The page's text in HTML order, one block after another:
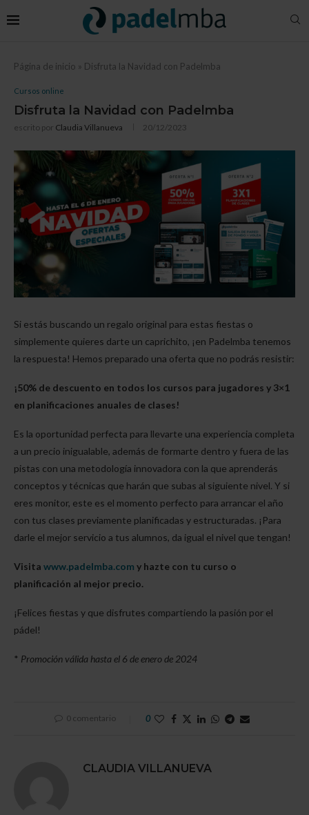
Página de inicio » Disfruta la Navidad con Padelmba
Cursos online
Disfruta la Navidad con Padelmba
escrito por Claudia Villanueva 20/12/2023
Si estás buscando un regalo original para estas fiestas o
simplemente quieres darte un caprichito, ¡en Padelmba tenemos
la respuesta! Hemos preparado una oferta que no podrás resistir:
¡50% de descuento en todos los cursos para jugadores y 3×1
en planificaciones anuales de clases!
Es la oportunidad perfecta para llevarte una experiencia completa
a un precio inigualable, además de formarte dentro y fuera de las
pistas con una metodología innovadora con la que aprenderás
conceptos y técnicas que harán que subas al siguiente nivel. Y si
eres monitor, este es el momento perfecto para arrancar el año
con tus clases previamente planificadas y estructuradas. ¡Para
darle el mejor servicio a tus alumnos, da igual el nivel que tengan!
Visita www.padelmba.com y hazte con tu curso o
planificación al mejor precio.
¡Felices fiestas y que disfrutes compartiendo la pasión por el
pádel!
* Promoción válida hasta el 6 de enero de 2024
0 comentario 0
CLAUDIA VILLANUEVA